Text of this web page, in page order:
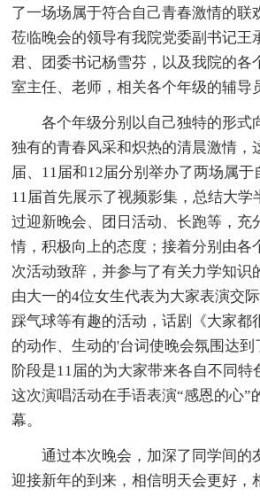
了一场场属于符合自己青春激情的联
莅临晚会的领导有我院党委副书记王
君、团委书记杨雪芬，以及我院的各
室主任、老师，相关各个年级的辅导
各个年级分别以自己独特的形式
独有的青春风采和炽热的清晨激情，
届、11届和12届分别举办了两场属于
11届首先展示了视频影集，总结大学
过迎新晚会、团日活动、长跑等，充
情，积极向上的态度；接着分别由各
次活动致辞，并参与了有关力学知识
由大一的4位女生代表为大家表演交
踩气球等有趣的活动，话剧《大家都
的动作、生动的'台词使晚会氛围达到
阶段是11届的为大家带来各自不同特
这次演唱活动在手语表演“感恩的心”
幕。
通过本次晚会，加深了同学间的
迎接新年的到来，相信明天会更好，